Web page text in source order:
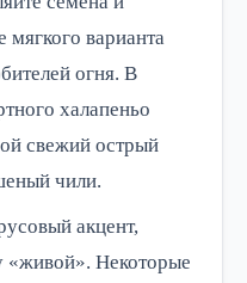
мягкого варианта
огня. В
халапеньо
свежий острый
чили.
акцент,
«живой». Некоторые